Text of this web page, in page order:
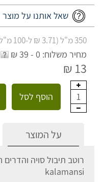
שאל אותנו על מוצר
350 מ"ל (3.71 ₪ ל-100 מ"ל)
מחיר משלוח: 0 - 39 ₪
13 ₪
1 הוסף לסל
על המוצר
kalamansi